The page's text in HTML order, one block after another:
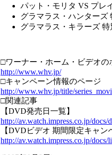
パット・モリタ VS プレ
グラマラス・ハンターズ
グラマラス・キラーズ 特
□ワーナー・ホーム・ビデオの
http://www.whv.jp/
□キャンペーン情報のページ
http://www.whv.jp/title/
□関連記事
【DVD発売日一覧】
http://av.watch.impress.co.jp/docs/
【DVDビデオ 期間限定キャン
http://av.watch.impress.co.jp/docs/